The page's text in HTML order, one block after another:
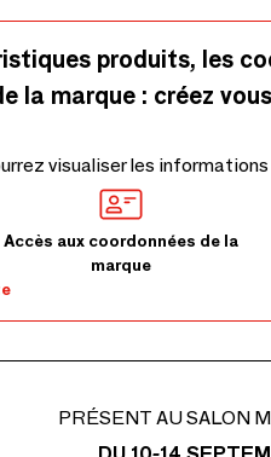
produits, les
la marque : créez
visualiser les
Accès aux coordonnées de la
marque
PRÉSENT AU SALON